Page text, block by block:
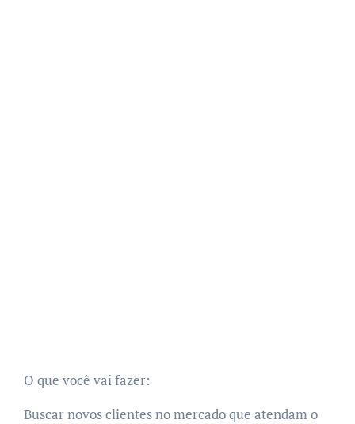
O que você vai fazer:
Buscar novos clientes no mercado que atendam o